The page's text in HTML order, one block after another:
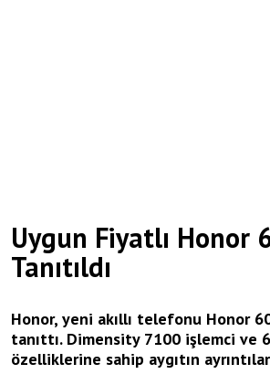
Uygun Fiyatlı Honor
Tanıtıldı
Honor, yeni akıllı telefonu Honor
tanıttı. Dimensity 7100 işlemci ve
özelliklerine sahip aygıtın